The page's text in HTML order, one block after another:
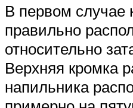
В первом случае
правильно
относительно
Верхняя кромка
напильника